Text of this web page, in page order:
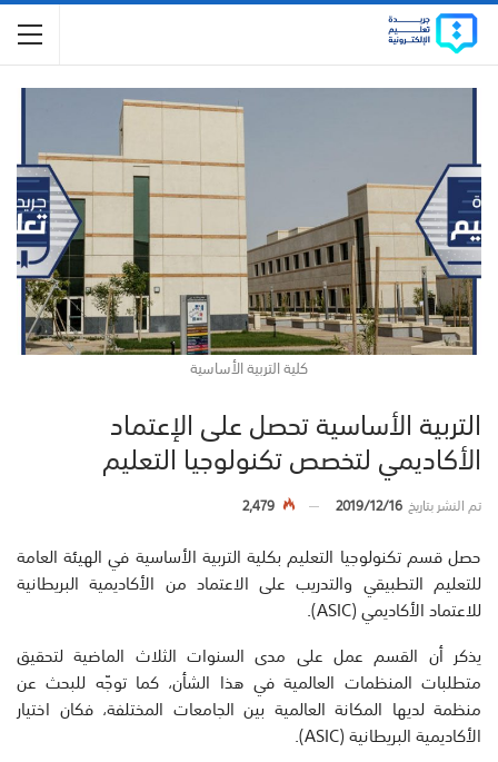
كلية التربية الأساسية
التربية الأساسية تحصل على الإعتماد
الأكاديمي لتخصص تكنولوجيا التعليم
تم النشر بتاريخ2019/12/16
2,479
حصل قسم تكنولوجيا التعليم بكلية التربية الأساسية في الهيئة العامة
للتعليم التطبيقي والتدريب على الاعتماد من الأكاديمية البريطانية
للاعتماد الأكاديمي (ASIC).
يذكر أن القسم عمل على مدى السنوات الثلاث الماضية لتحقيق
متطلبات المنظمات العالمية في هذا الشأن، كما توجّه للبحث عن
منظمة لديها المكانة العالمية بين الجامعات المختلفة، فكان اختيار
الأكاديمية البريطانية (ASIC).